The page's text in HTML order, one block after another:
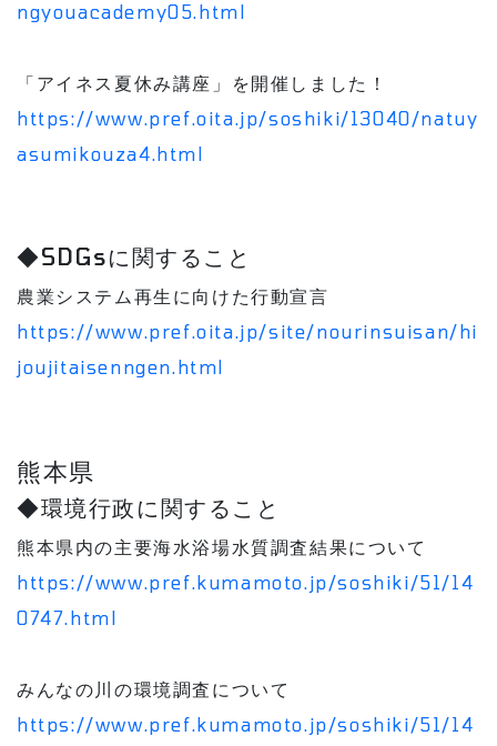
ngyouacademy05.html
「アイネス夏休み講座」を開催しました！
https://www.pref.oita.jp/soshiki/13040/natuy
asumikouza4.html
◆SDGsに関すること
農業システム再生に向けた行動宣言
https://www.pref.oita.jp/site/nourinsuisan/hi
joujitaisenngen.html
熊本県
◆環境行政に関すること
熊本県内の主要海水浴場水質調査結果について
https://www.pref.kumamoto.jp/soshiki/51/14
0747.html
みんなの川の環境調査について
https://www.pref.kumamoto.jp/soshiki/51/14